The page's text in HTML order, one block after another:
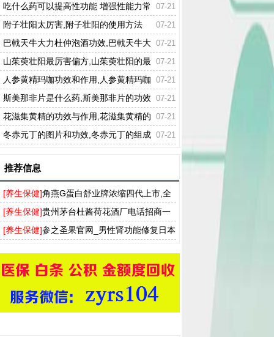
丸的功效与作用 07-21
吃什么药可以提高性功能 增强性能力常
用的药物 07-21
附子壮阳太厉害,附子壮阳的使用方法
07-21
巴戟天牛大力杜仲泡酒功效,巴戟天牛大
力杜仲有什么作用 07-21
山茱萸壮阳最厉害偏方,山茱萸壮阳的最
佳配方 07-21
人参黄精玛咖功效和作用,人参黄精玛咖
功效 07-21
斯美那非片是什么药,斯美那非片的功效
作用 07-21
花滋集黄精的功效与作用,花滋集黄精的
作用 07-21
冬赤元丁的图片和功效,冬赤元丁的组成
荐信息
[养生保健]角燕G蛋白舒业牌浓缩四代上市,全
新浓缩四代角燕G蛋白胶囊
[养生保健]贵州茅台杜酱荷花酒厂电话招商一
件代发
[养生保健]参之圣果官网_男性肾功能修复日本